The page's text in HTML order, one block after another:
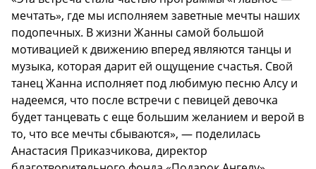
мечтать», где мы исполняем заветные мечты наших
подопечных. В жизни Жанны самой большой
мотивацией к движению вперед являются танцы и
музыка, которая дарит ей ощущение счастья. Свой
танец Жанна исполняет под любимую песню Алсу и
надеемся, что после встречи с певицей девочка
будет танцевать с еще большим желанием и верой в
то, что все мечты сбываются», — поделилась
Анастасия Приказчикова, директор